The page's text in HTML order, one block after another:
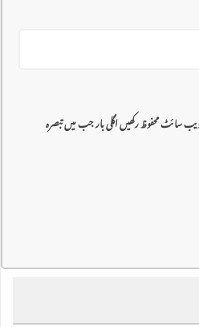
سائٹ محفوظ رکھیں اگلی بار جب میں تبصرہ